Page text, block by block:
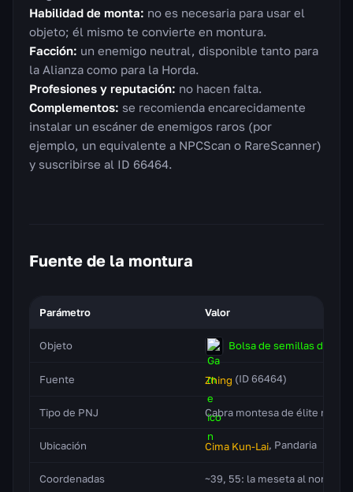
Habilidad de monta: no es necesaria para usar el
objeto; él mismo te convierte en montura.
Facción: un enemigo neutral, disponible tanto para
la Alianza como para la Horda.
Profesiones y reputación: no hacen falta.
Complementos: se recomienda encarecidamente
instalar un escáner de enemigos raros (por
ejemplo, un equivalente a NPCScan o RareScanner)
y suscribirse al ID 66464.
Fuente de la montura
Parámetro Valor
Objeto Bolsa de semillas de kafa
Fuente Zhing (ID 66464)
Tipo de PNJ Cabra montesa de élite rara,
Ubicación Cima Kun-Lai, Pandaria
Coordenadas ~39, 55: la meseta al noreste